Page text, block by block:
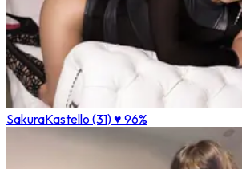
SakuraKastello (31)♥ 96%